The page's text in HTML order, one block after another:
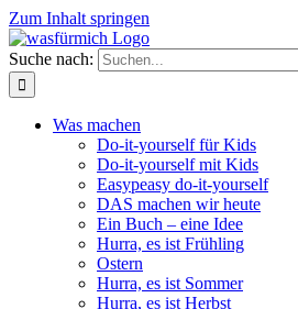
Zum Inhalt springen
Suche nach:
Was machen
Do-it-yourself für Kids
Do-it-yourself mit Kids
Easypeasy do-it-yourself
DAS machen wir heute
Ein Buch – eine Idee
Hurra, es ist Frühling
Ostern
Hurra, es ist Sommer
Hurra, es ist Herbst